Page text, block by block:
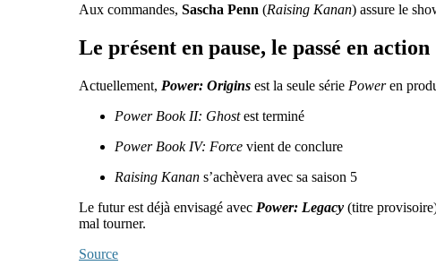
Aux commandes, Sascha Penn (Raising Kanan) assure le
Le présent en pause, le passé en action
Actuellement, Power: Origins est la seule série Poweren
Power Book II: Ghostest terminé
Power Book IV: Force vient de conclure
Raising Kanan s’achèvera avec sa saison 5
Le futur est déjà envisagé avec Power: Legacy (titre
mal tourner.
Source